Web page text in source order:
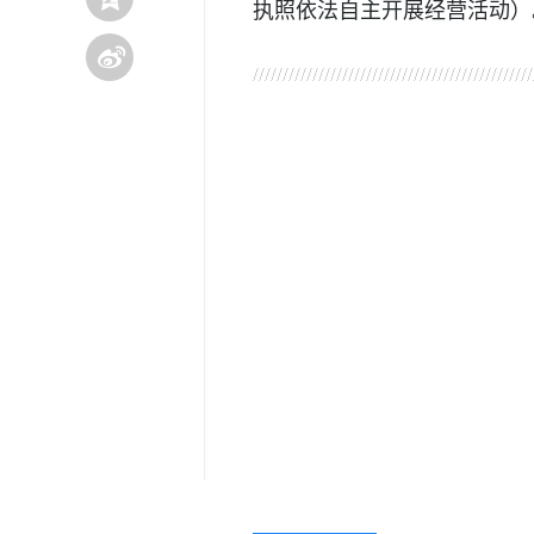
执照依法自主开展经营活动）